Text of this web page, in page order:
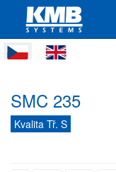
SMC 235
Kvalita Tř. S